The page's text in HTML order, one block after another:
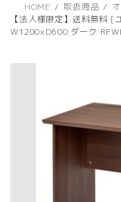
HOME 取扱商品
【法人様限定】送料無料 [
W1200xD600 ダーク